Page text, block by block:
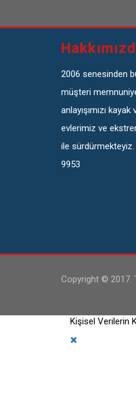
2006 senesinden
müşteri
anlayışımızı
evlerimiz ve
ile sürdürmekteyiz.
9953
Copyright © 2017.
Kişisel Verilerin